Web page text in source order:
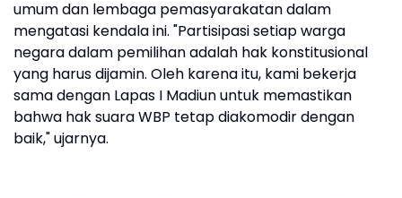
umum dan lembaga pemasyarakatan dalam
mengatasi kendala ini. "Partisipasi setiap warga
negara dalam pemilihan adalah hak konstitusional
yang harus dijamin. Oleh karena itu, kami bekerja
sama dengan Lapas I Madiun untuk memastikan
bahwa hak suara WBP tetap diakomodir dengan
baik," ujarnya.